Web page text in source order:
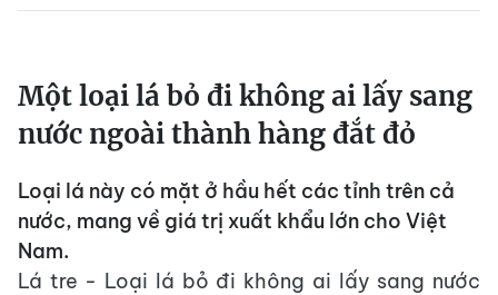
Một loại lá bỏ đi không ai lấy sang
nước ngoài thành hàng đắt đỏ
Loại lá này có mặt ở hầu hết các tỉnh trên cả
nước, mang về giá trị xuất khẩu lớn cho Việt
Nam.
Lá tre - Loại lá bỏ đi không ai lấy sang nước